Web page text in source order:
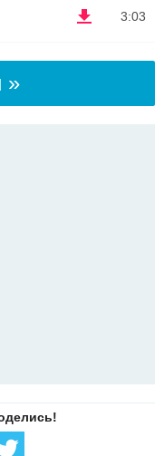
3:03
»